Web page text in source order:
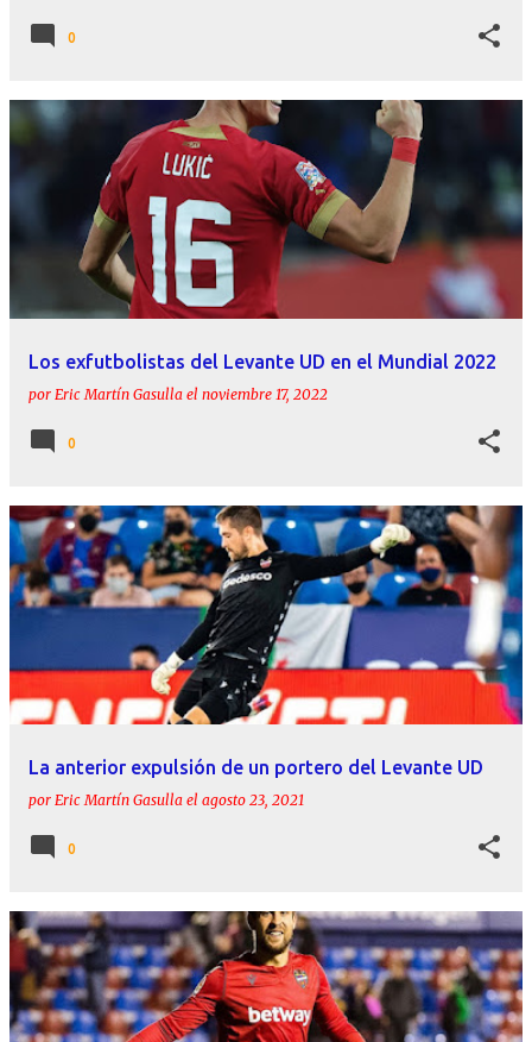
0
Los exfutbolistas del Levante UD en el Mundial 2022
por Eric Martín Gasulla el noviembre 17, 2022
0
La anterior expulsión de un portero del Levante UD
por Eric Martín Gasulla el agosto 23, 2021
0